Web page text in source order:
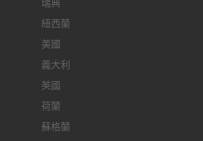
瑞典
紐西蘭
美國
義大利
英國
荷蘭
蘇格蘭